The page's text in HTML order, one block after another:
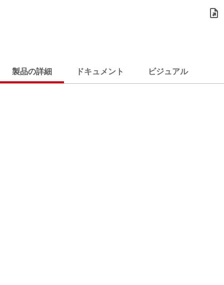
製品の詳細 ドキュメント ビジュアル